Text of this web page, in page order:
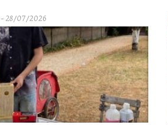
- 28/07/2026